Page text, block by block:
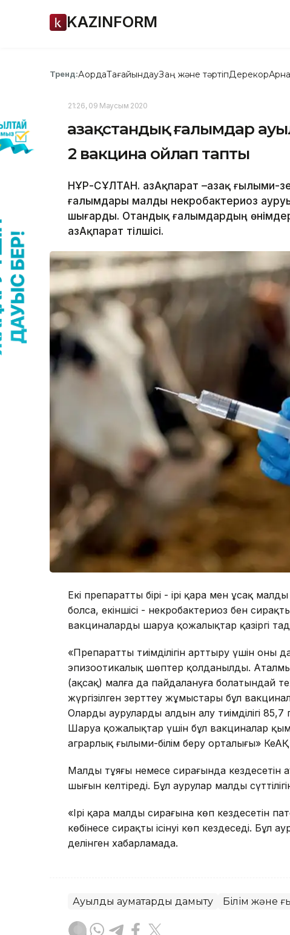
KAZINFORM
Тренд:АқордаТағайындауЗаң және тәртіпДерекқор
21:26, 09 Маусым 2020
Қазақстандық ғалымдар
2 вакцина ойлап тапты
НҰР-СҰЛТАН. ҚазАқпарат –Қазақ ғылыми-
ғалымдары малды некробактериоз
шығарды. Отандық ғалымдардың
ҚазАқпарат тілшісі.
Екі препараттың бірі - ірі қара мен ұсақ
болса, екіншісі - некробактериоз бен
вакциналарды шаруа қожалықтар қазіргі
«Препараттың тиімділігін арттыру үшін оны
эпизоотикалық шөптер қолданылды.
(ақсақ) малға да пайдалануға болатындай
жүргізілген зерттеу жұмыстары бұл
Олардың аурулардың алдын алу тиімділігі
Шаруа қожалықтар үшін бұл вакциналар
аграрлық ғылыми-білім беру орталығы»
Малдың тұяғы немесе сирағында
шығын келтіреді. Бұл аурулар малдың
«Ірі қара малдың сирағына көп кездесетін
көбінесе сирақтың ісінуі көп кездеседі.
делінген хабарламада.
Ауылдық аумақтарды дамыту Білім және